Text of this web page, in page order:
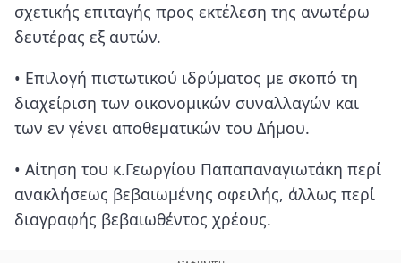
σχετικής επιταγής προς εκτέλεση της ανωτέρω
δευτέρας εξ αυτών.
• Επιλογή πιστωτικού ιδρύματος με σκοπό τη
διαχείριση των οικονομικών συναλλαγών και
των εν γένει αποθεματικών του Δήμου.
• Αίτηση του κ.Γεωργίου Παπαπαναγιωτάκη περί
ανακλήσεως βεβαιωμένης οφειλής, άλλως περί
διαγραφής βεβαιωθέντος χρέους.